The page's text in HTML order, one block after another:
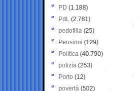
PD (1.188)
PdL (2.781)
pedofilia (25)
Pensioni (129)
Politica (40.790)
polizia (253)
Porto (12)
povertà (502)